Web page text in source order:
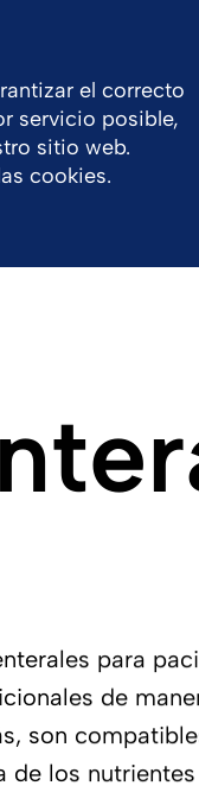
para
de
son
los
el correcto
servicio posible,
sitio web.
cookies.